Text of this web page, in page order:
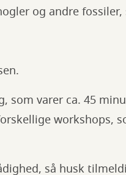
og andre
som varer ca. 45
workshops,
så husk